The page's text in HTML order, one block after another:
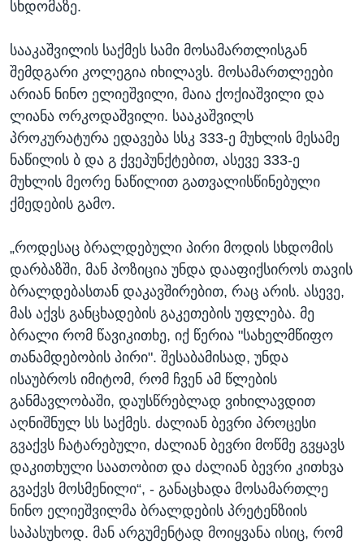
სხდომაზე.
სააკაშვილის საქმეს სამი მოსამართლისგან
შემდგარი კოლეგია იხილავს. მოსამართლეები
არიან ნინო ელიეშვილი, მაია ქოქიაშვილი და
ლიანა ორკოდაშვილი. სააკაშვილს
პროკურატურა ედავება სსკ 333-ე მუხლის მესამე
ნაწილის ბ და გ ქვეპუნქტებით, ასევე 333-ე
მუხლის მეორე ნაწილით გათვალისწინებული
ქმედების გამო.
„როდესაც ბრალდებული პირი მოდის სხდომის
დარბაზში, მან პოზიცია უნდა დააფიქსიროს თავის
ბრალდებასთან დაკავშირებით, რაც არის. ასევე,
მას აქვს განცხადების გაკეთების უფლება. მე
ბრალი რომ წავიკითხე, იქ წერია "სახელმწიფო
თანამდებობის პირი". შესაბამისად, უნდა
ისაუბროს იმიტომ, რომ ჩვენ ამ წლების
განმავლობაში, დაუსწრებლად ვიხილავდით
აღნიშნულ სს საქმეს. ძალიან ბევრი პროცესი
გვაქვს ჩატარებული, ძალიან ბევრი მოწმე გვყავს
დაკითხული საათობით და ძალიან ბევრი კითხვა
გვაქვს მოსმენილი“, - განაცხადა მოსამართლე
ნინო ელიეშვილმა ბრალდების პრეტენზიის
საპასუხოდ. მან არგუმენტად მოიყვანა ისიც, რომ